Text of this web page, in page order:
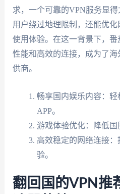
求，一个可靠的VPN服务显
用户绕过地理限制，还能优
使用体验。在这一背景下，
性能和高效的连接，成为了
供商。
畅享国内娱乐内容：
APP。
游戏体验优化：降低国
高效稳定的网络连接
验。
翻回国的VPN推